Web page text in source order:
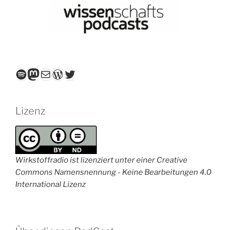
Spotify
Mastodon
E-MailWordPress
Twitter
Lizenz
Wirkstoffradio ist lizenziert unter einer Creative
Commons Namensnennung - Keine Bearbeitungen 4.0
International Lizenz